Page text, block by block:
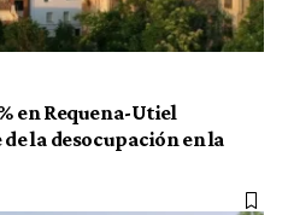
en Requena-Utiel
la desocupación en la